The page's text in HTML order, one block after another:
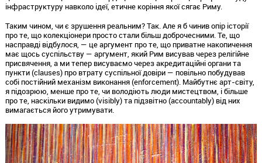
інфраструктуру навколо ідеї, етичне коріння якої сягає Риму.
Таким чином, чи є зрушення реальним?Так. Але я б чинив опір історії
про те, що колекціонери просто стали більш доброчесними. Те, що
насправді відбулося, — це аргумент про те, що приватне накопичення
має щось суспільству — аргумент, який Рим висував через релігійне
присвячення, а ми тепер висуваємо через акредитаційні органи та
пункти (clauses) про втрату суспільної довіри — повільно побудував
собі постійний механізм виконання (enforcement). Майбутнє арт-світу,
я підозрюю, менше про те, чи володіють люди мистецтвом, і більше
про те, наскільки видимо (visibly) та підзвітно (accountably) від них
вимагається його утримувати.